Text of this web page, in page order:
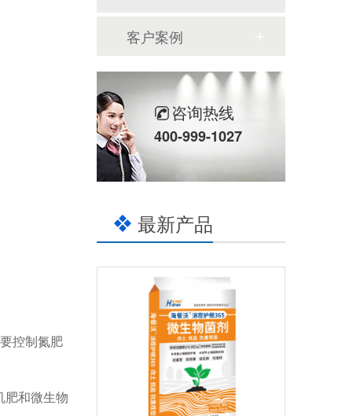
控制氮肥
肥和微生物
客户案例
咨询热线
400-999-1027
最新产品